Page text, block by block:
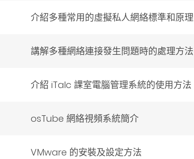
介紹多種常用的虛擬私人網絡標準和原理
講解多種網絡連接發生問題時的處理方法
介紹 iTalc 課室電腦管理系統的使用方法
osTube 網絡視頻系統簡介
VMware 的安裝及設定方法